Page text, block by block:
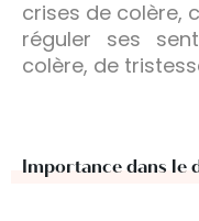
crises de colère,
réguler ses
colère, de
Importance dans le